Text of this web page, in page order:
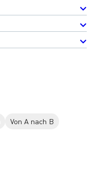
Von A nach B